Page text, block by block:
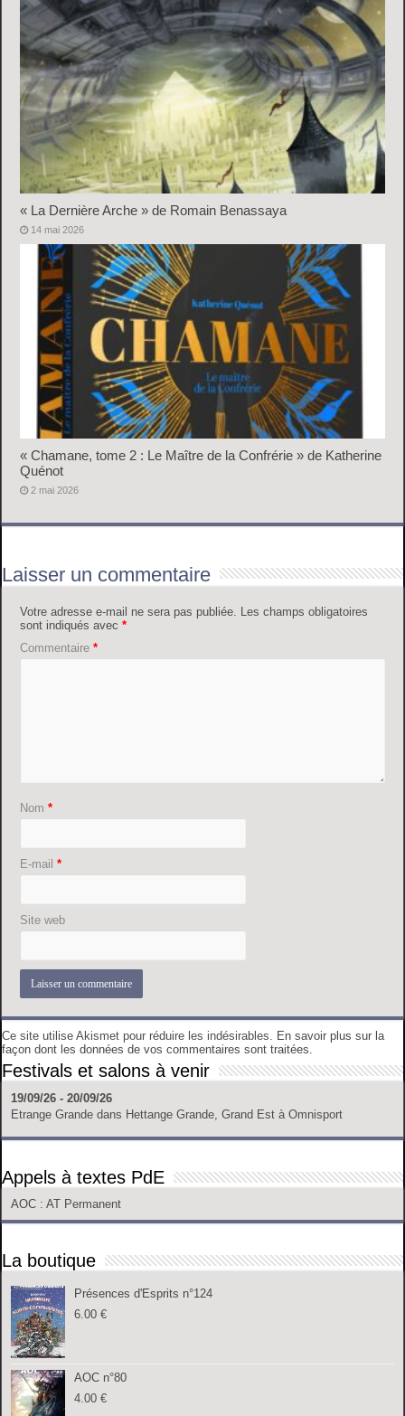
« La Dernière Arche » de Romain Benassaya
14 mai 2026
« Chamane, tome 2 : Le Maître de la Confrérie » de Katherine
Quénot
2 mai 2026
Laisser un commentaire
Votre adresse e-mail ne sera pas publiée.
Les champs obligatoires
sont indiqués avec*
Commentaire*
Nom*
E-mail*
Site web
Ce site utilise Akismet pour réduire les indésirables.
En savoir plus sur la
façon dont les données de vos commentaires sont traitées
Festivals et salons à venir
19/09/26 - 20/09/26
Etrange Grande dans Hettange Grande, Grand Est à Omnisport
Appels à textes PdE
AOC : AT Permanent
La boutique
Présences d'Esprits n°124
6.00€
AOC n°80
4.00€